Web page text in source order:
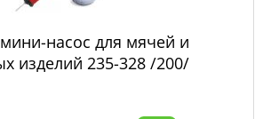
насос для мячей и
изделий 235-328 /200/